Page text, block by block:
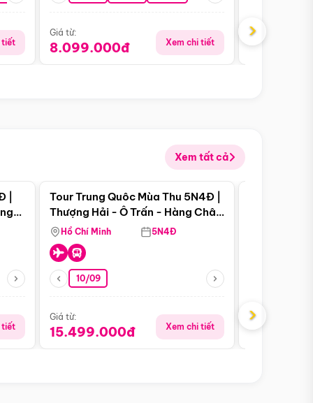
tiết
Giá từ:
8.099.000đ Xem chi tiết
Giá từ:
›
Xem tất cả
|
tiết
Điểm nổi bật
Tour Trung Quôc Mùa Thu 5N4Đ |
Thượng Hải - Ô Trấn - Hàng Châu
(Tour Không Shopping)
Hồ Chí Minh 5N4Đ
10/09
Giá từ:
15.499.000đ Xem chi tiết
Giá từ:
›